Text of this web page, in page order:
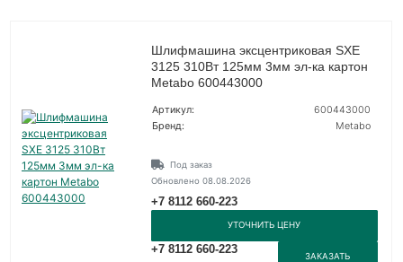
Шлифмашина эксцентриковая SXE
3125 310Вт 125мм 3мм эл-ка картон
Metabo 600443000
Артикул:
600443000
Бренд:
Metabo
Под заказ
Обновлено 08.08.2026
+7 8112 660-223
УТОЧНИТЬ ЦЕНУ
+7 8112 660-223
ЗАКАЗАТЬ